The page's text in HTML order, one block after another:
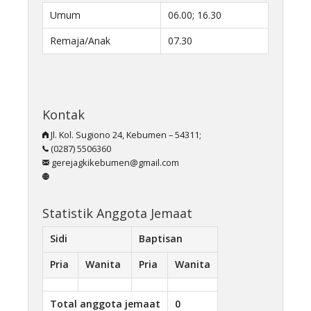
Umum
06.00; 16.30
Remaja/Anak
07.30
Kontak
Jl. Kol. Sugiono 24, Kebumen – 54311;
(0287) 5506360
gerejagkikebumen@gmail.com
Statistik Anggota Jemaat
Sidi
Baptisan
Pria
Wanita Pria Wanita
Total anggota jemaat 0